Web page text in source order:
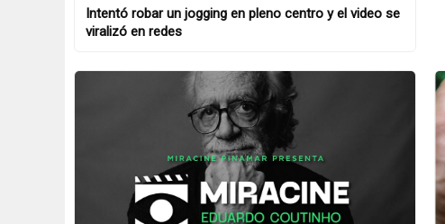
Intentó robar un jogging en pleno centro y el video se
viralizó en redes